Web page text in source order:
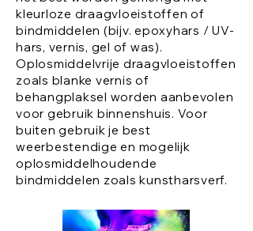
kleurloze draagvloeistoffen of
bindmiddelen (bijv. epoxyhars / UV-
hars, vernis, gel of was).
Oplosmiddelvrije draagvloeistoffen
zoals blanke vernis of
behangplaksel worden aanbevolen
voor gebruik binnenshuis. Voor
buiten gebruik je best
weerbestendige en mogelijk
oplosmiddelhoudende
bindmiddelen zoals kunstharsverf.